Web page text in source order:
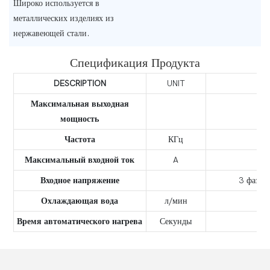
Широко используется в
металлических изделиях из
нержавеющей стали.
Спецификация Продукта
DESCRIPTION
UNIT
Максимальная выходная
мощность
Частота
КГц
Максимальный входной ток
A
Входное напряжение
3
Охлаждающая вода
л/мин
Время автоматического нагрева
Секунды